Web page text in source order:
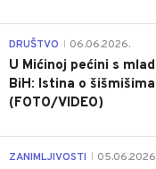
DRUŠTVO 06.06.2026.
U Mićinoj pećini s
BiH: Istina o
(FOTO/VIDEO)
ZANIMLJIVOSTI